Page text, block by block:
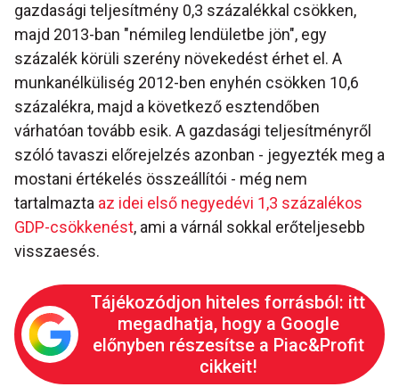
gazdasági teljesítmény 0,3 százalékkal csökken,
majd 2013-ban "némileg lendületbe jön", egy
százalék körüli szerény növekedést érhet el. A
munkanélküliség 2012-ben enyhén csökken 10,6
százalékra, majd a következő esztendőben
várhatóan tovább esik. A gazdasági teljesítményről
szóló tavaszi előrejelzés azonban - jegyezték meg a
mostani értékelés összeállítói - még nem
tartalmazta az idei első negyedévi 1,3 százalékos
GDP-csökkenést, ami a várnál sokkal erőteljesebb
visszaesés.
Tájékozódjon hiteles forrásból: itt
megadhatja, hogy a Google
előnyben részesítse a Piac&Profit
cikkeit!